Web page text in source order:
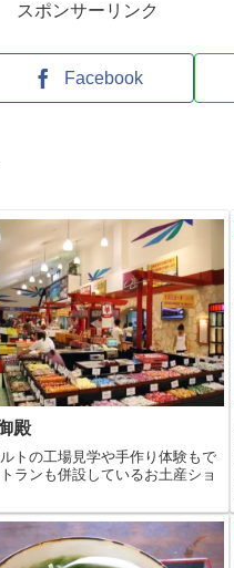
スポンサーリンク
Facebook
殿
トの工場見学や手作り体験もで
ランも併設しているお土産ショ